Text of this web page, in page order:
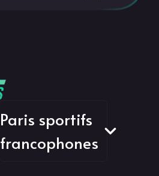
Paris sportifs
francophones